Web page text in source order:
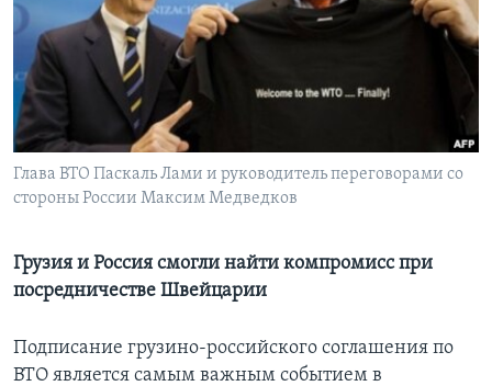
Learning English
СОЦИАЛЬНЫЕ СЕТИ
Языки
Глава BTO Паскаль Лами и руководитель переговорами со
стороны России Максим Медведков
Грузия и Россия смогли найти компромисс при
посредничестве Швейцарии
Подписание грузино-российского соглашения по
ВТО является самым важным событием в